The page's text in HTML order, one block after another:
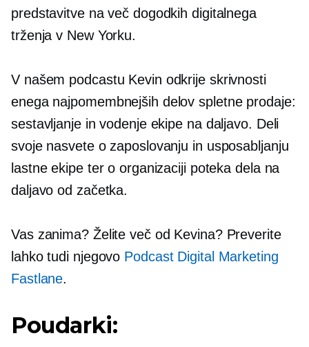
predstavitve na več dogodkih digitalnega
trženja v New Yorku.
V našem podcastu Kevin odkrije skrivnosti
enega najpomembnejših delov spletne prodaje:
sestavljanje in vodenje ekipe na daljavo. Deli
svoje nasvete o zaposlovanju in usposabljanju
lastne ekipe ter o organizaciji poteka dela na
daljavo od začetka.
Vas zanima? Želite več od Kevina? Preverite
lahko tudi njegovo Podcast Digital Marketing
Fastlane.
Poudarki: